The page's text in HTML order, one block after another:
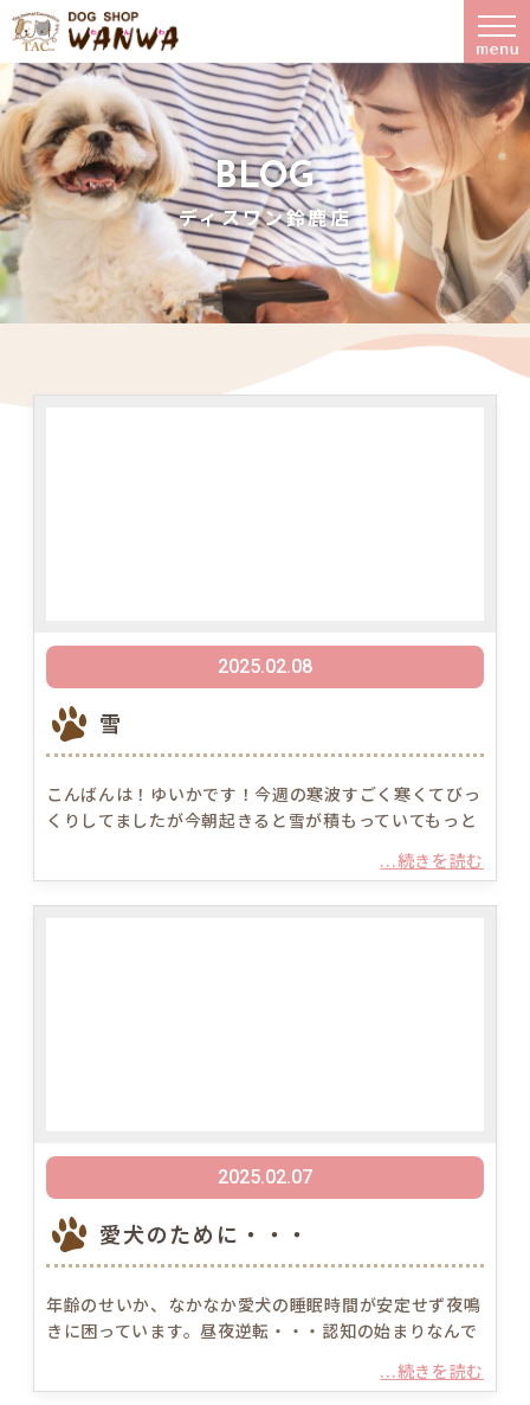
BLOG
ディスワン鈴鹿店
2025.02.08
雪
こんばんは！ゆいかです！今週の寒波すごく寒くてびっ
くりしてましたが今朝起きると雪が積もっていてもっと
...続きを読む
2025.02.07
愛犬のために・・・
年齢のせいか、なかなか愛犬の睡眠時間が安定せず夜鳴
きに困っています。昼夜逆転・・・認知の始まりなんで
...続きを読む